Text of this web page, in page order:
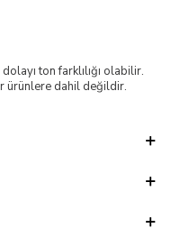
ton farklılığı olabilir.
ürünlere dahil değildir.